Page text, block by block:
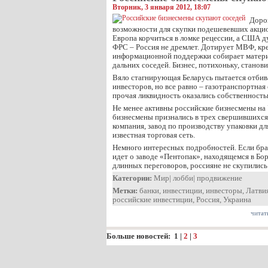
Вторник, 3 января 2012, 18:07
возможности для скупки подешевевших
Европа корчиться в ломке рецессии, а США
ФРС – Россия не дремлет. Дотирует МВФ,
информационной поддержки собирает
дальних соседей. Бизнес, потихоньку,
Вяло стагнирующая Беларусь пытается
инвесторов, но все равно –
прочая ликвидность оказались
Не менее активны российские бизнесмены
бизнесмены признались в трех
компания, завод по производству упаковки
известная торговая сеть.
Немного интересных подробностей. Если
идет о заводе «Пентопак», находящемся в
длинных переговоров, россияне не
Категории: Мир| лобби| продвижение
Метки: банки, инвестиции, инвесторы,
российские инвестиции, Россия, Украина
Больше новостей: 1 | 2 | 3